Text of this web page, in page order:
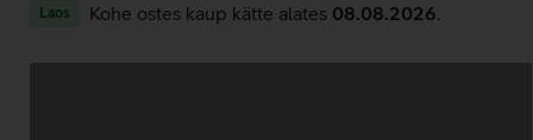
Laos Kohe ostes kaup kätte alates 08.08.2026